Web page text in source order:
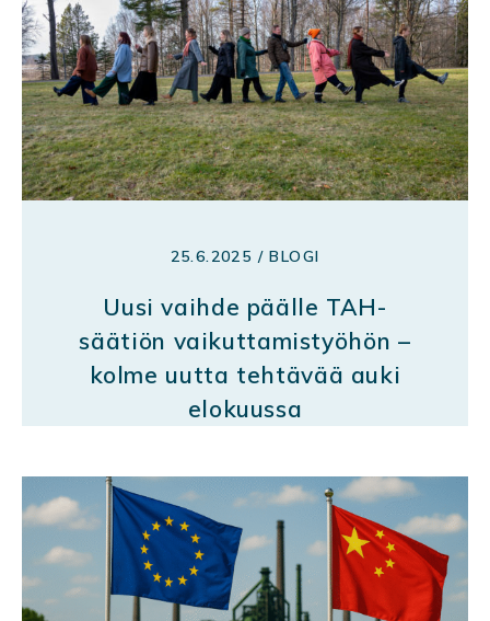
25.6.2025 / BLOGI
Uusi vaihde päälle TAH-
säätiön vaikuttamistyöhön –
kolme uutta tehtävää auki
elokuussa